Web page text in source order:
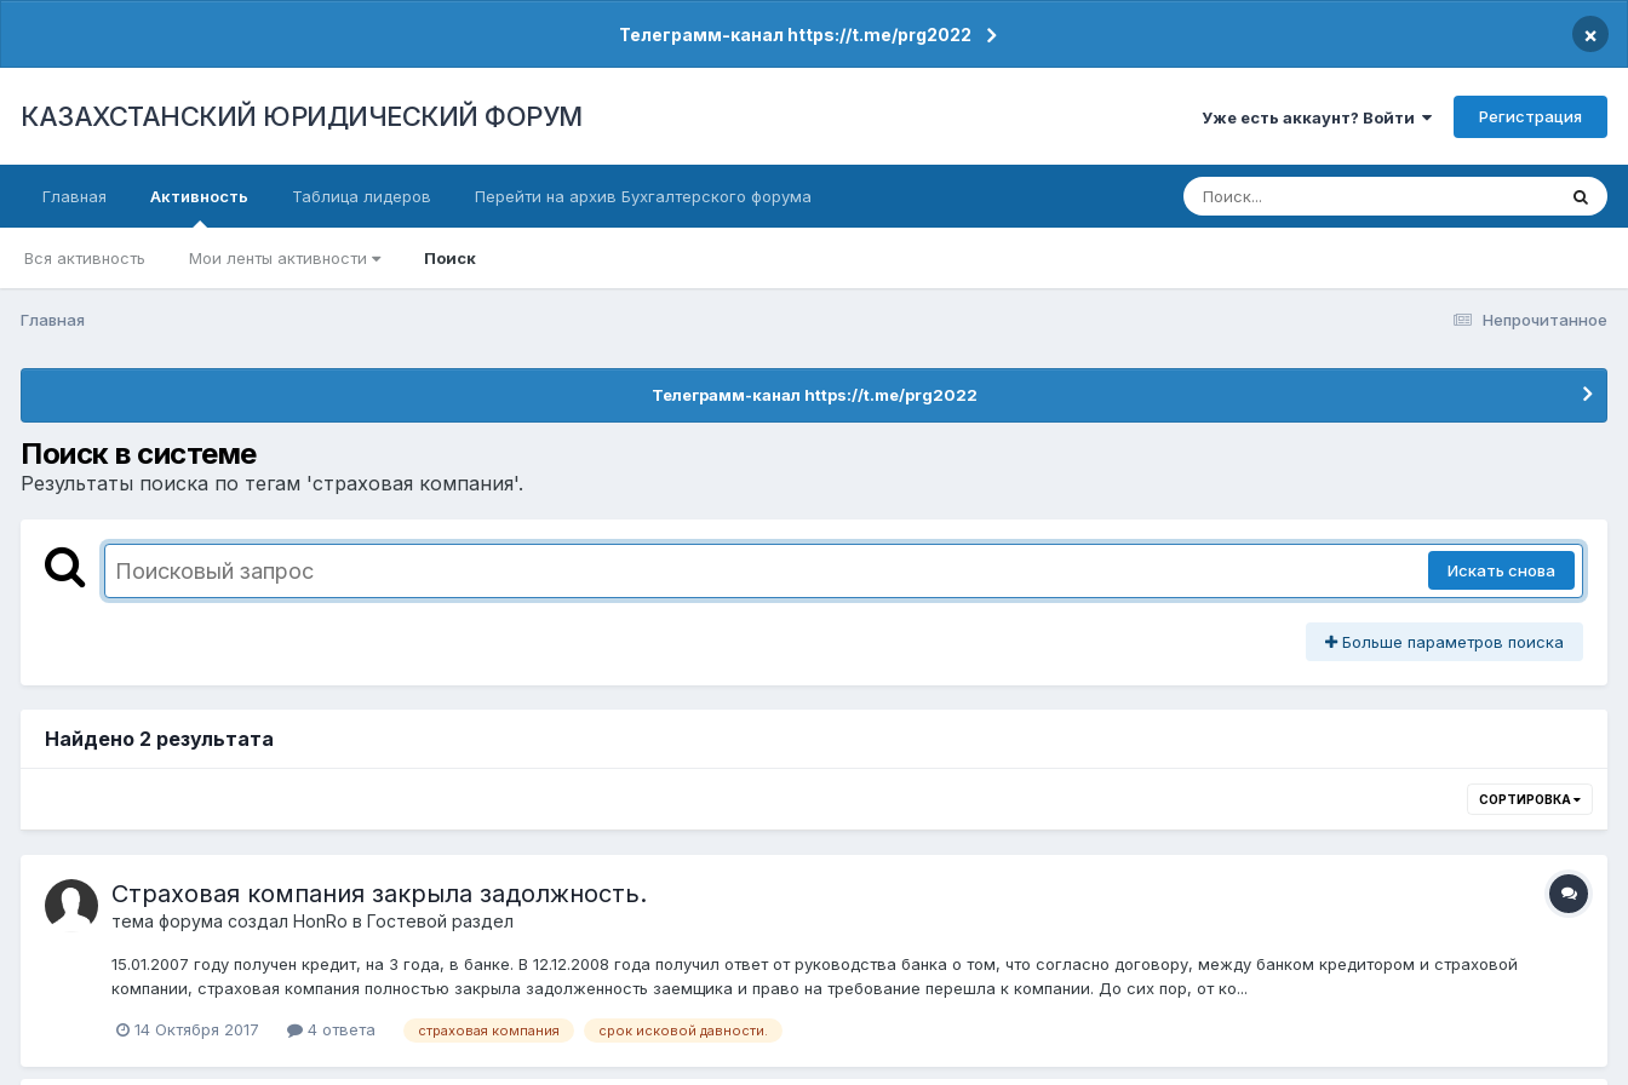
Телеграмм-канал https://t.me/prg2022 ×
КАЗАХСТАНСКИЙ ЮРИДИЧЕСКИЙ ФОРУМ Уже есть аккаунт? Войти Регистрация
Главная Активность
Вся активность Мои ленты активности Поиск
Таблица лидеров Перейти на архив Бухгалтерского форума
Непрочитанное
Главная
Телеграмм-канал https://t.me/prg2022
Поиск в системе
Результаты поиска по тегам 'страховая компания'.
Искать снова
Больше параметров поиска
Найдено 2 результата
СОРТИРОВКА
Страховая компания закрыла задолжность.
тема форума создал HonRo в Гостевой раздел
15.01.2007 году получен кредит, на 3 года, в банке. В 12.12.2008 года получил ответ от руководства банка о том, что согласно договору, между банком кредитором и страховой
компании, страховая компания полностью закрыла задолженность заемщика и право на требование перешла к компании. До сих пор, от ко...
14 Октября 2017 4 ответа страховая компания срок исковой давности.